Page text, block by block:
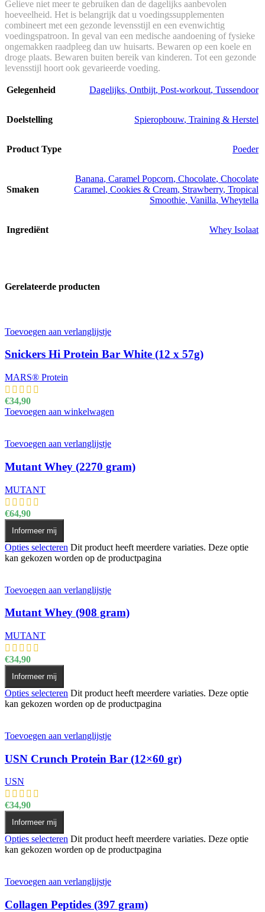
Gelieve niet meer te gebruiken dan de dagelijks aanbevolen
hoeveelheid. Het is belangrijk dat u voedingssupplementen
combineert met een gezonde levensstijl en een evenwichtig
voedingspatroon. In geval van een medische aandoening of fysieke
ongemakken raadpleeg dan uw huisarts. Bewaren op een koele en
droge plaats. Bewaren buiten bereik van kinderen. Tot een gezonde
levensstijl hoort ook gevarieerde voeding.
Gelegenheid Dagelijks, Ontbijt, Post-workout, Tussendoor
Doelstelling Spieropbouw, Training & Herstel
Product Type Poeder
Smaken
Banana, Caramel Popcorn, Chocolate, Chocolate
Caramel, Cookies & Cream, Strawberry, Tropical
Smoothie, Vanilla, Wheytella
Ingrediënt Whey Isolaat
Gerelateerde producten
Toevoegen aan verlanglijstje
Snickers Hi Protein Bar White (12 x 57g)
MARS® Protein
€34,90
Toevoegen aan winkelwagen
Toevoegen aan verlanglijstje
Mutant Whey (2270 gram)
MUTANT
€64,90
Informeer mij
Opties selecteren Dit product heeft meerdere variaties. Deze optie
kan gekozen worden op de productpagina
Toevoegen aan verlanglijstje
Mutant Whey (908 gram)
MUTANT
€34,90
Informeer mij
Opties selecteren Dit product heeft meerdere variaties. Deze optie
kan gekozen worden op de productpagina
Toevoegen aan verlanglijstje
USN Crunch Protein Bar (12×60 gr)
USN
€34,90
Informeer mij
Opties selecteren Dit product heeft meerdere variaties. Deze optie
kan gekozen worden op de productpagina
Toevoegen aan verlanglijstje
Collagen Peptides (397 gram)